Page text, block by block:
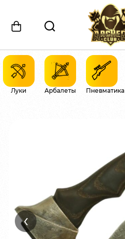
Луки Арбалеты Пневматика
‹